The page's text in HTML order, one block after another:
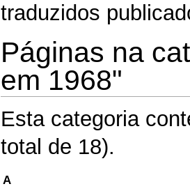
traduzidos
Páginas na
em 1968"
Esta categoria
total de 18).
A